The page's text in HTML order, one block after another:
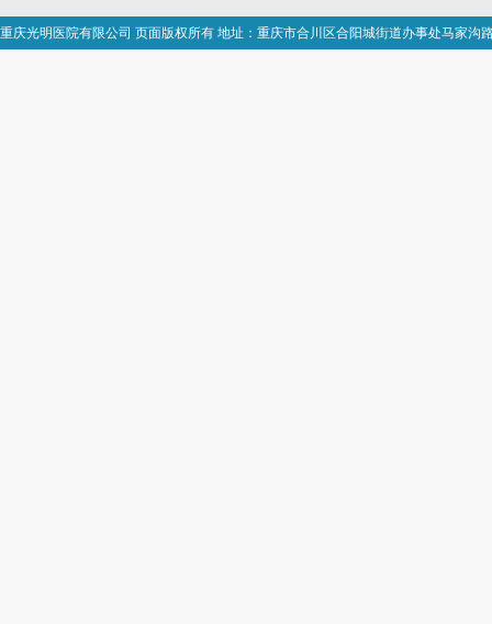
重庆光明医院有限公司 页面版权所有 地址：重庆市合川区合阳城街道办事处马家沟